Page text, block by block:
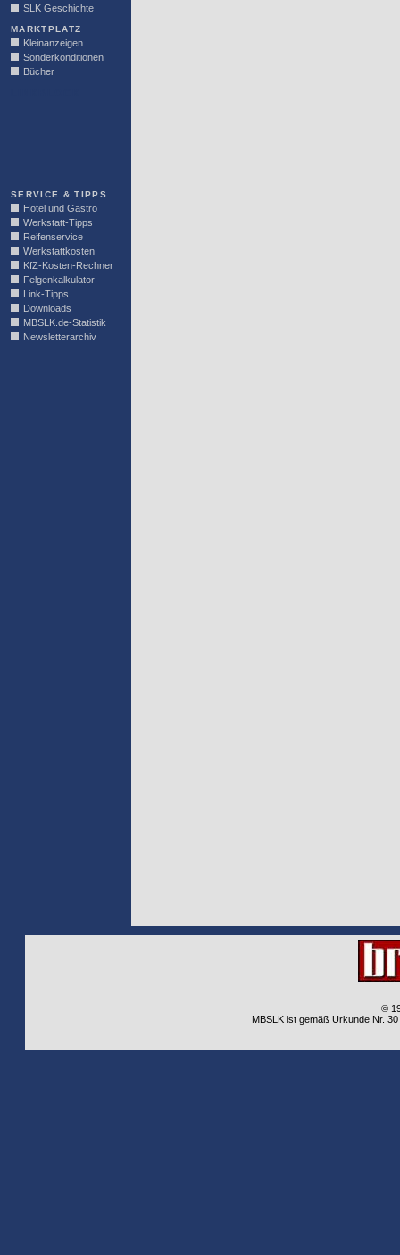
SLK Geschichte
MARKTPLATZ
Kleinanzeigen
Sonderkonditionen
Bücher
SERVICE & TIPPS
Hotel und Gastro
Werkstatt-Tipps
Reifenservice
Werkstattkosten
KfZ-Kosten-Rechner
Felgenkalkulator
Link-Tipps
Downloads
MBSLK.de-Statistik
Newsletterarchiv
©
MBSLK ist gemäß Urkunde Nr.